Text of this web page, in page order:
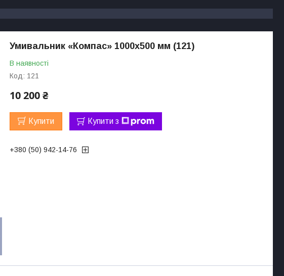
Умивальник «Компас» 1000х500 мм (121)
В наявності
Код: 121
10 200 ₴
Купити Купити з
+380 (50) 942-14-76